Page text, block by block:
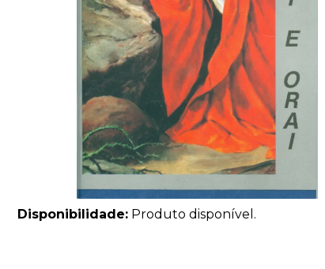
Disponibilidade: Produto disponível.